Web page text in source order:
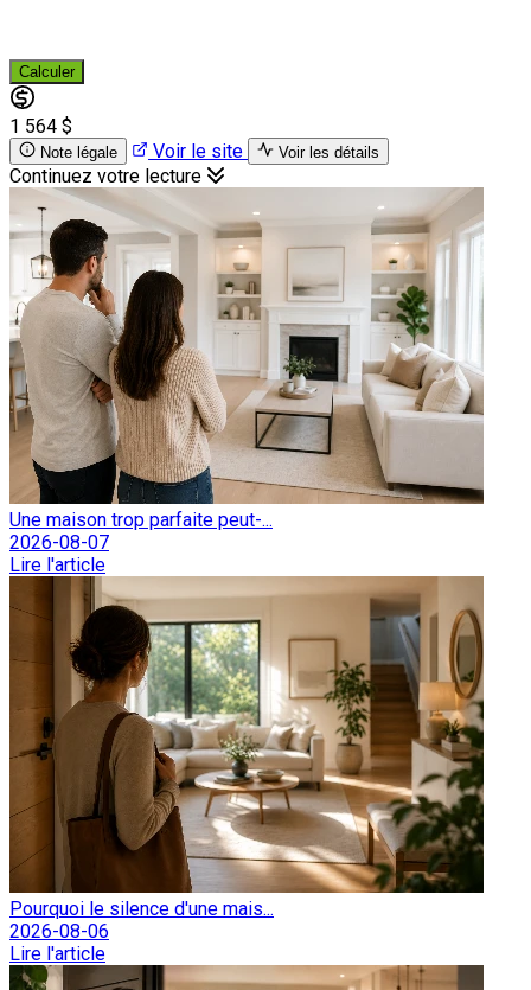
Calculer
1 564 $
Note légale Voir le site Voir les détails
Continuez votre lecture
Une maison trop parfaite peut-...
2026-08-07
Lire l'article
Pourquoi le silence d'une mais...
2026-08-06
Lire l'article